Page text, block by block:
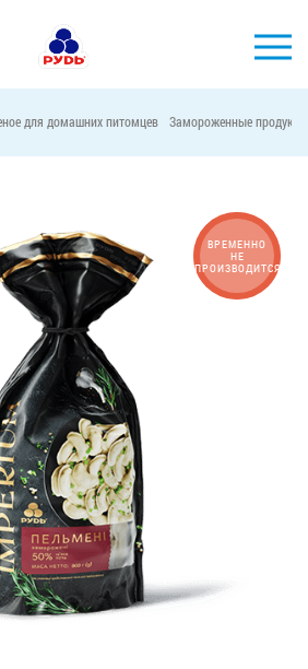
КОМПАНИЯ
АКЦИИ
ПРЕСС-ЦЕНТР
ХОРЕКА
закупки
Контакты
Вакансии
ПРОДУКЦИЮ «РУДЬ»:
для домашних питомцев Замороженные продукты
ВРЕМЕННО
НЕ
ПРОИЗВОДИТСЯ